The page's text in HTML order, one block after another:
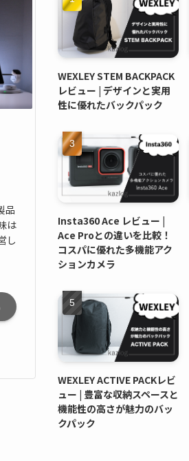
品
は
し
WEXLEY STEM BACKPACK
レビュー | デザインと実用
性に優れたバックパック
Insta360 Ace レビュー |
Ace Proとの違いを比較！
コスパに優れた多機能アク
ションカメラ
WEXLEY ACTIVE PACKレビ
ュー | 豊富な収納スペースと
機能性の高さが魅力のバッ
クパック